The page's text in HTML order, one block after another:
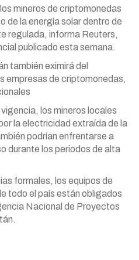
mineros de criptomonedas
de la energía solar dentro de
regulada, informa Reuters,
publicado esta semana.
también eximirá del
empresas de criptomonedas,
los mineros locales
la electricidad extraída de la
podrían enfrentarse a
durante los periodos de alta
formales, los equipos de
todo el país están obligados
Nacional de Proyectos